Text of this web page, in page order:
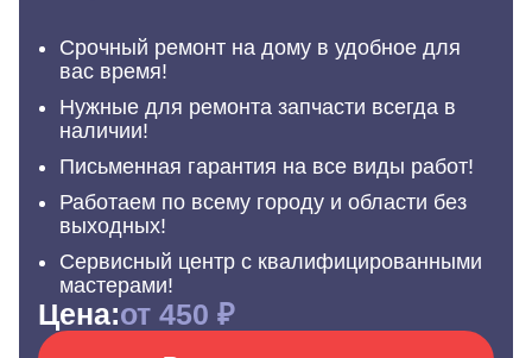
Срочный ремонт на дому в удобное для
вас время!
Нужные для ремонта запчасти всегда в
наличии!
Письменная гарантия на все виды работ!
Работаем по всему городу и области без
выходных!
Сервисный центр с квалифицированными
мастерами!
Цена:от 450 ₽